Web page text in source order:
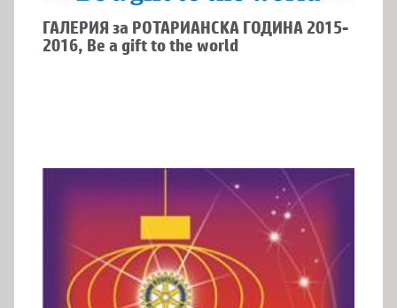
ГАЛЕРИЯ за РОТАРИАНСКА ГОДИНА 2015-
2016, Be a gift to the world